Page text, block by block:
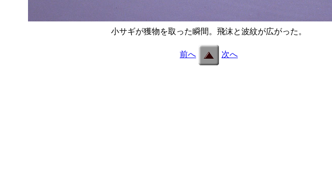
小サギが獲物を取った瞬間。飛沫と波紋が広がった。
前へ 次へ